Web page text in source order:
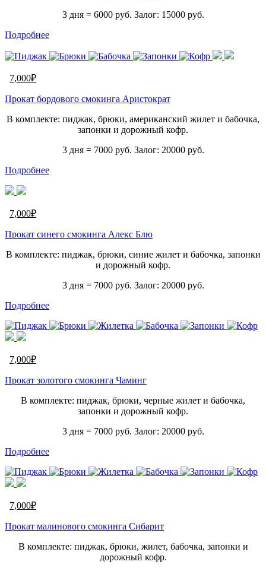
3 дня = 6000 руб. Залог: 15000 руб.
Подробнее
7,000₽
Прокат бордового смокинга Аристократ
В комплекте: пиджак, брюки, американский жилет и бабочка,
запонки и дорожный кофр.
3 дня = 7000 руб. Залог: 20000 руб.
Подробнее
7,000₽
Прокат синего смокинга Алекс Блю
В комплекте: пиджак, брюки, синие жилет и бабочка, запонки
и дорожный кофр.
3 дня = 7000 руб. Залог: 20000 руб.
Подробнее
7,000₽
Прокат золотого смокинга Чаминг
В комплекте: пиджак, брюки, черные жилет и бабочка,
запонки и дорожный кофр.
3 дня = 7000 руб. Залог: 20000 руб.
Подробнее
7,000₽
Прокат малинового смокинга Сибарит
В комплекте: пиджак, брюки, жилет, бабочка, запонки и
дорожный кофр.